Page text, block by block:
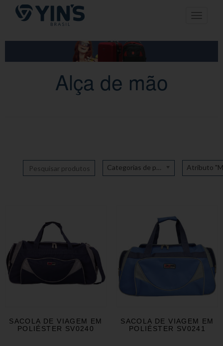
Pular
para
conteúdo
Toggle
Alça de mão
Categorias de produto
SACOLA DE VIAGEM EM
POLIÉSTER SV0240
SACOLA DE VIAGEM EM
POLIÉSTER SV0241